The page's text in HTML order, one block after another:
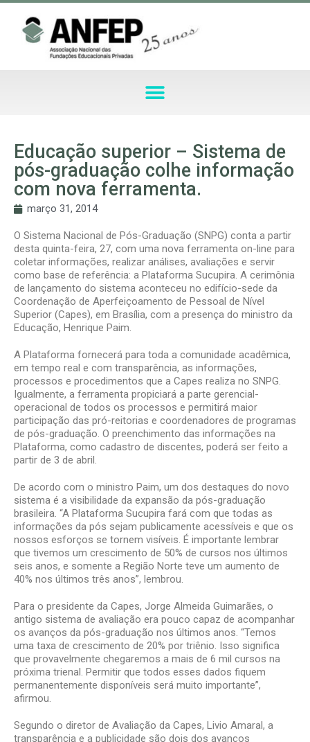
Educação superior – Sistema de
pós-graduação colhe informação
com nova ferramenta.
março 31, 2014
O Sistema Nacional de Pós-Graduação (SNPG) conta a partir
desta quinta-feira, 27, com uma nova ferramenta on-line para
coletar informações, realizar análises, avaliações e servir
como base de referência: a Plataforma Sucupira. A cerimônia
de lançamento do sistema aconteceu no edifício-sede da
Coordenação de Aperfeiçoamento de Pessoal de Nível
Superior (Capes), em Brasília, com a presença do ministro da
Educação, Henrique Paim.
A Plataforma fornecerá para toda a comunidade acadêmica,
em tempo real e com transparência, as informações,
processos e procedimentos que a Capes realiza no SNPG.
Igualmente, a ferramenta propiciará a parte gerencial-
operacional de todos os processos e permitirá maior
participação das pró-reitorias e coordenadores de programas
de pós-graduação. O preenchimento das informações na
Plataforma, como cadastro de discentes, poderá ser feito a
partir de 3 de abril.
De acordo com o ministro Paim, um dos destaques do novo
sistema é a visibilidade da expansão da pós-graduação
brasileira. “A Plataforma Sucupira fará com que todas as
informações da pós sejam publicamente acessíveis e que os
nossos esforços se tornem visíveis. É importante lembrar
que tivemos um crescimento de 50% de cursos nos últimos
seis anos, e somente a Região Norte teve um aumento de
40% nos últimos três anos”, lembrou.
Para o presidente da Capes, Jorge Almeida Guimarães, o
antigo sistema de avaliação era pouco capaz de acompanhar
os avanços da pós-graduação nos últimos anos. “Temos
uma taxa de crescimento de 20% por triênio. Isso significa
que provavelmente chegaremos a mais de 6 mil cursos na
próxima trienal. Permitir que todos esses dados fiquem
permanentemente disponíveis será muito importante”,
afirmou.
Segundo o diretor de Avaliação da Capes, Livio Amaral, a
transparência e a publicidade são dois dos avanços